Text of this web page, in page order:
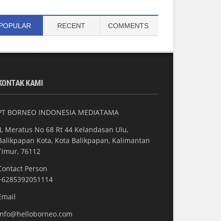
RECENT COMMENTS
KAMI
BORNEO INDONESIA MEDIATAMA
Meratus No 68 Rt 44 Kelandasan Ulu,
Kota, Kota Balikpapan, Kalimantan
76112
Person